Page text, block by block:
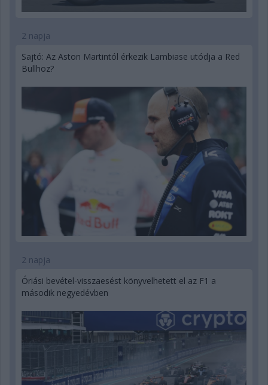
2 napja
Sajtó: Az Aston Martintól érkezik Lambiase utódja a Red
Bullhoz?
2 napja
Óriási bevétel-visszaesést könyvelhetett el az F1 a
második negyedévben